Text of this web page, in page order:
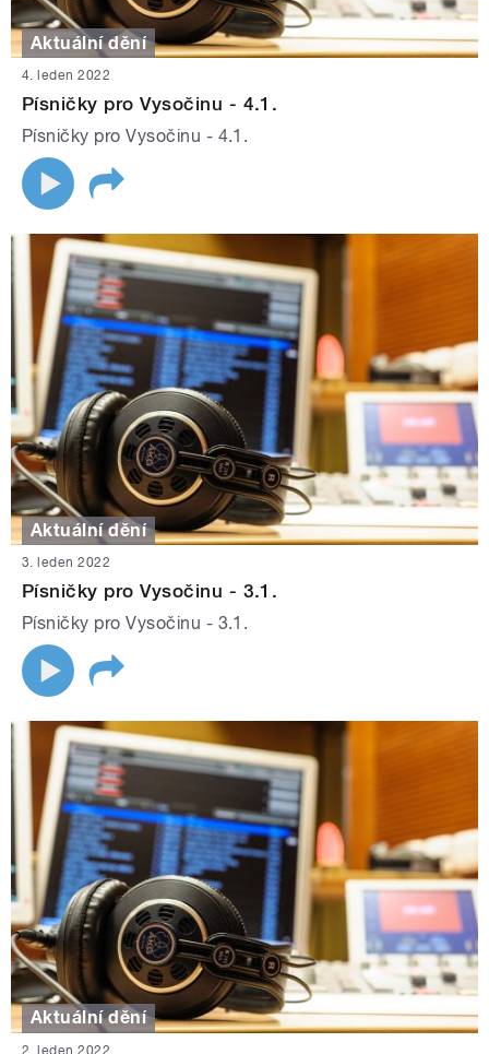
Aktuální dění
4. leden 2022
Písničky pro Vysočinu - 4.1.
Písničky pro Vysočinu - 4.1.
Aktuální dění
3. leden 2022
Písničky pro Vysočinu - 3.1.
Písničky pro Vysočinu - 3.1.
Aktuální dění
2. leden 2022